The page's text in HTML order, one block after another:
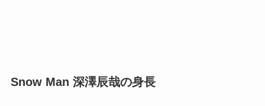
Snow Man 深澤辰哉の身長